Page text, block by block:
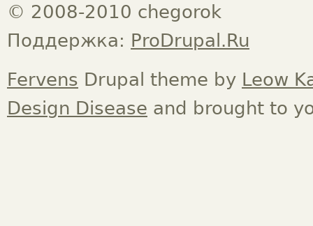
© 2008-2010 chegorok
Поддержка: ProDrupal.Ru
Fervens Drupal theme by Leow
Design Disease and brought to